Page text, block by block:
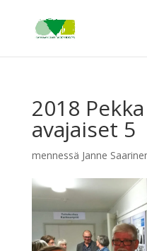
2018
avajaiset 5
mennessä Janne